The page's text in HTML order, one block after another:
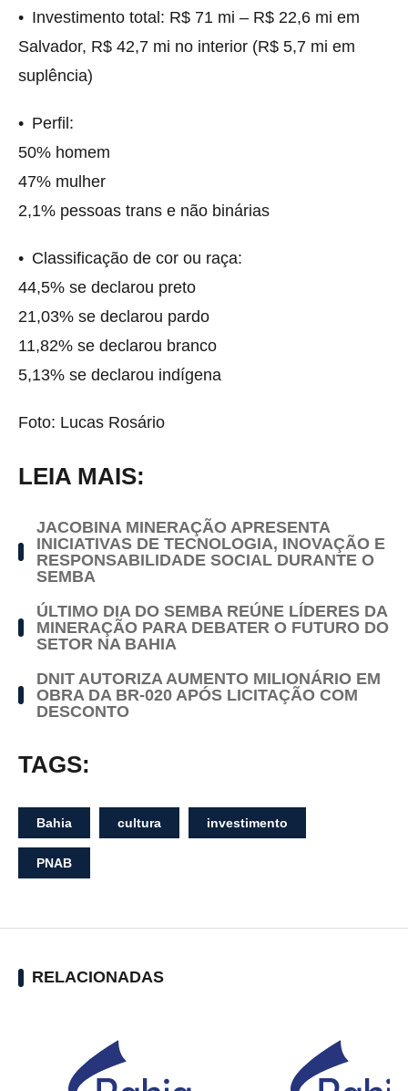
• Investimento total: R$ 71 mi – R$ 22,6 mi em
Salvador, R$ 42,7 mi no interior (R$ 5,7 mi em
suplência)
• Perfil:
50% homem
47% mulher
2,1% pessoas trans e não binárias
• Classificação de cor ou raça:
44,5% se declarou preto
21,03% se declarou pardo
11,82% se declarou branco
5,13% se declarou indígena
Foto: Lucas Rosário
LEIA MAIS:
JACOBINA MINERAÇÃO APRESENTA
INICIATIVAS DE TECNOLOGIA, INOVAÇÃO E
RESPONSABILIDADE SOCIAL DURANTE O
SEMBA
ÚLTIMO DIA DO SEMBA REÚNE LÍDERES DA
MINERAÇÃO PARA DEBATER O FUTURO DO
SETOR NA BAHIA
DNIT AUTORIZA AUMENTO MILIONÁRIO EM
OBRA DA BR-020 APÓS LICITAÇÃO COM
DESCONTO
TAGS:
Bahia cultura investimento
PNAB
RELACIONADAS